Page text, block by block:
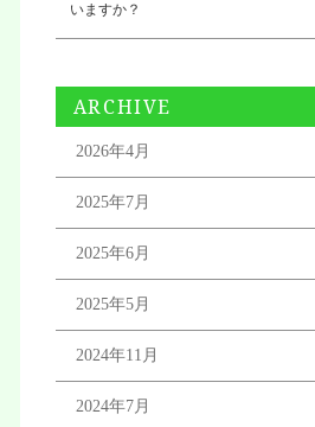
いますか？
ARCHIVE
2026年4月
2025年7月
2025年6月
2025年5月
2024年11月
2024年7月